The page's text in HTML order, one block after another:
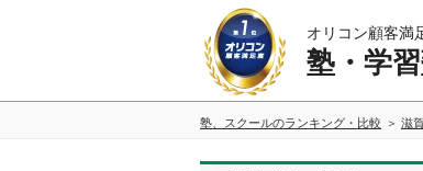
オリコン顧客満
塾・学
塾、スクールのランキング・比較 滋